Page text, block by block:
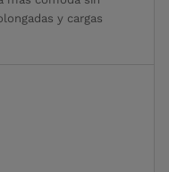
y cargas